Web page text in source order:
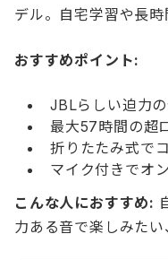
デル。自宅学習や長時
おすすめポイント:
JBLらしい迫力
最大57時間の超
折りたたみ式で
マイク付きでオ
こんな人におすすめ:
力ある音で楽しみた